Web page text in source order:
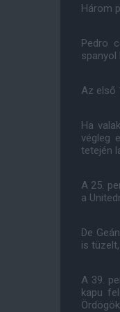
Három
Pedro
spanyol
Az első
Ha
végleg
tetején
A 25.
a
De
is
A 39.
kapu